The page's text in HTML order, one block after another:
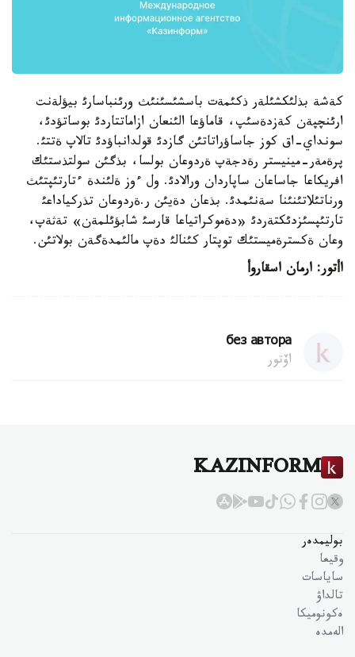
كةشة بذلئكشئلةر ذكئمةت باسشئسئنئث ورئنباسارئ بيؤلةنت
ارئنچپةن كةزدةسئپ، قاماؤعا الئنعان ازاماتتاردئ بوساتؤدئ،
سونداي-اق كوز جاساؤراتاتئن گازدئ قولدانباؤدئ تالاپ ةتتئ.
پرةمةر-مينيستر رةدجةپ ةردوعان بولسا، بذگئن سولتذستئك
افريكاعا جاساعان ساپاردان ورالادئ. ول ءوز ةلئندة ءتارتئپتئث
ورناتئلاتئنئنا سةنئمدئ. بذعان دةيئن ر.ةردوعان تذركياداعئ
تارتئپسئزدئكتةردئ «دةموكراتياعا قارسئ شابؤئلمةن» تةثةپ،
وعان ةكسترةميستئك توپتار كئنالئ دةپ مالئمدةگةن بولاتئن.
اأتور: ارمان اسقاروأ
без автора
اۆتور
KAZINFORM
بوليمدەر
وقيعا
ساياسات
تالداۋ
ەكونوميكا
الەمدە